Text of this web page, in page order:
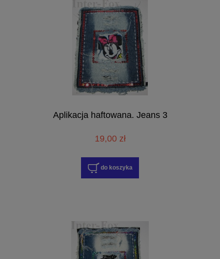
Aplikacja haftowana. Jeans 3
19,00 zł
do koszyka